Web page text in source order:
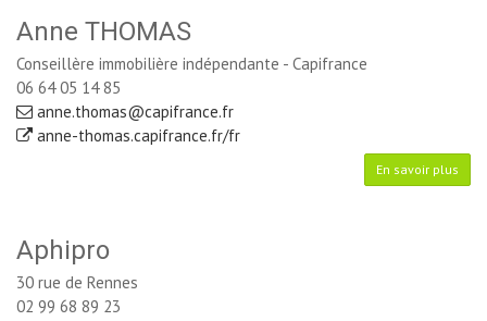
Anne THOMAS
Conseillère immobilière indépendante - Capifrance
06 64 05 14 85
anne.thomas@capifrance.fr
anne-thomas.capifrance.fr/fr
En savoir plus
Aphipro
30 rue de Rennes
02 99 68 89 23